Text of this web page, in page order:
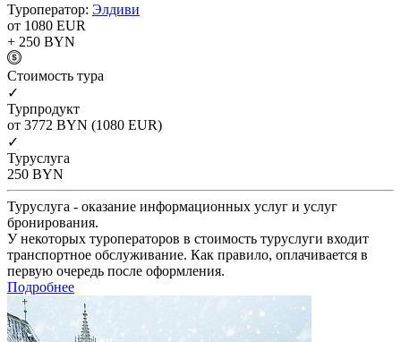
Туроператор: Элдиви
от 1080 EUR
+ 250 BYN
Cтоимость тура
✓
Турпродукт
от 3772 BYN (1080 EUR)
✓
Туруслуга
250 BYN
Туруслуга - оказание информационных услуг и услуг
бронирования.
У некоторых туроператоров в стоимость туруслуги входит
транспортное обслуживание. Как правило, оплачивается в
первую очередь после оформления.
Подробнее